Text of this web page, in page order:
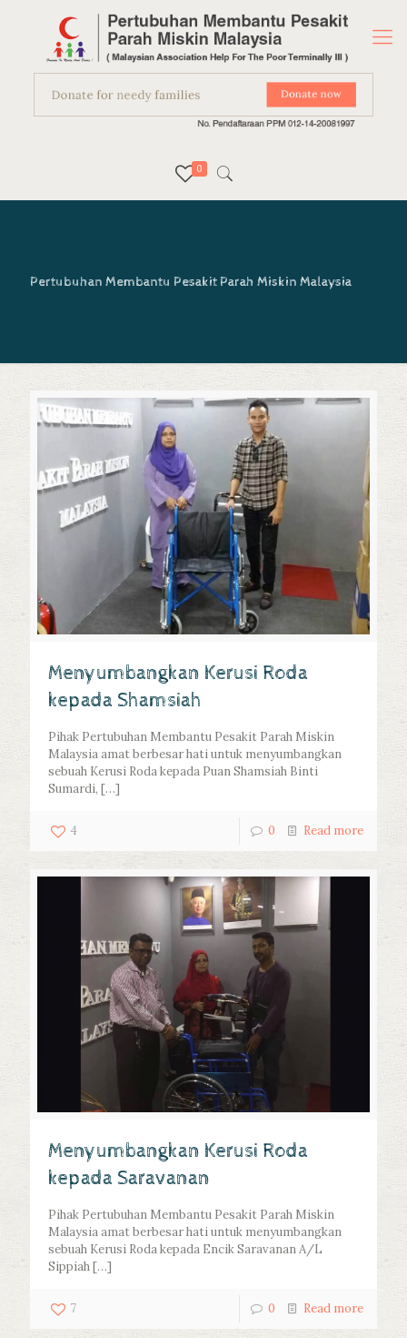
0
Pertubuhan Membantu Pesakit Parah Miskin Malaysia
Menyumbangkan Kerusi Roda
kepada Shamsiah
Pihak Pertubuhan Membantu Pesakit Parah Miskin
Malaysia amat berbesar hati untuk menyumbangkan
sebuah Kerusi Roda kepada Puan Shamsiah Binti
Sumardi, […]
4 0 Read more
Menyumbangkan Kerusi Roda
kepada Saravanan
Pihak Pertubuhan Membantu Pesakit Parah Miskin
Malaysia amat berbesar hati untuk menyumbangkan
sebuah Kerusi Roda kepada Encik Saravanan A/L
Sippiah[…]
7 0 Read more